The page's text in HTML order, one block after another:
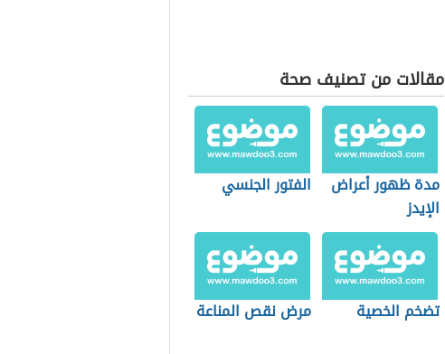
مقالات من تصنيف صحة
مدة ظهور أعراض
الإيدز
الفتور الجنسي
تضخم الخصية مرض نقص المناعة